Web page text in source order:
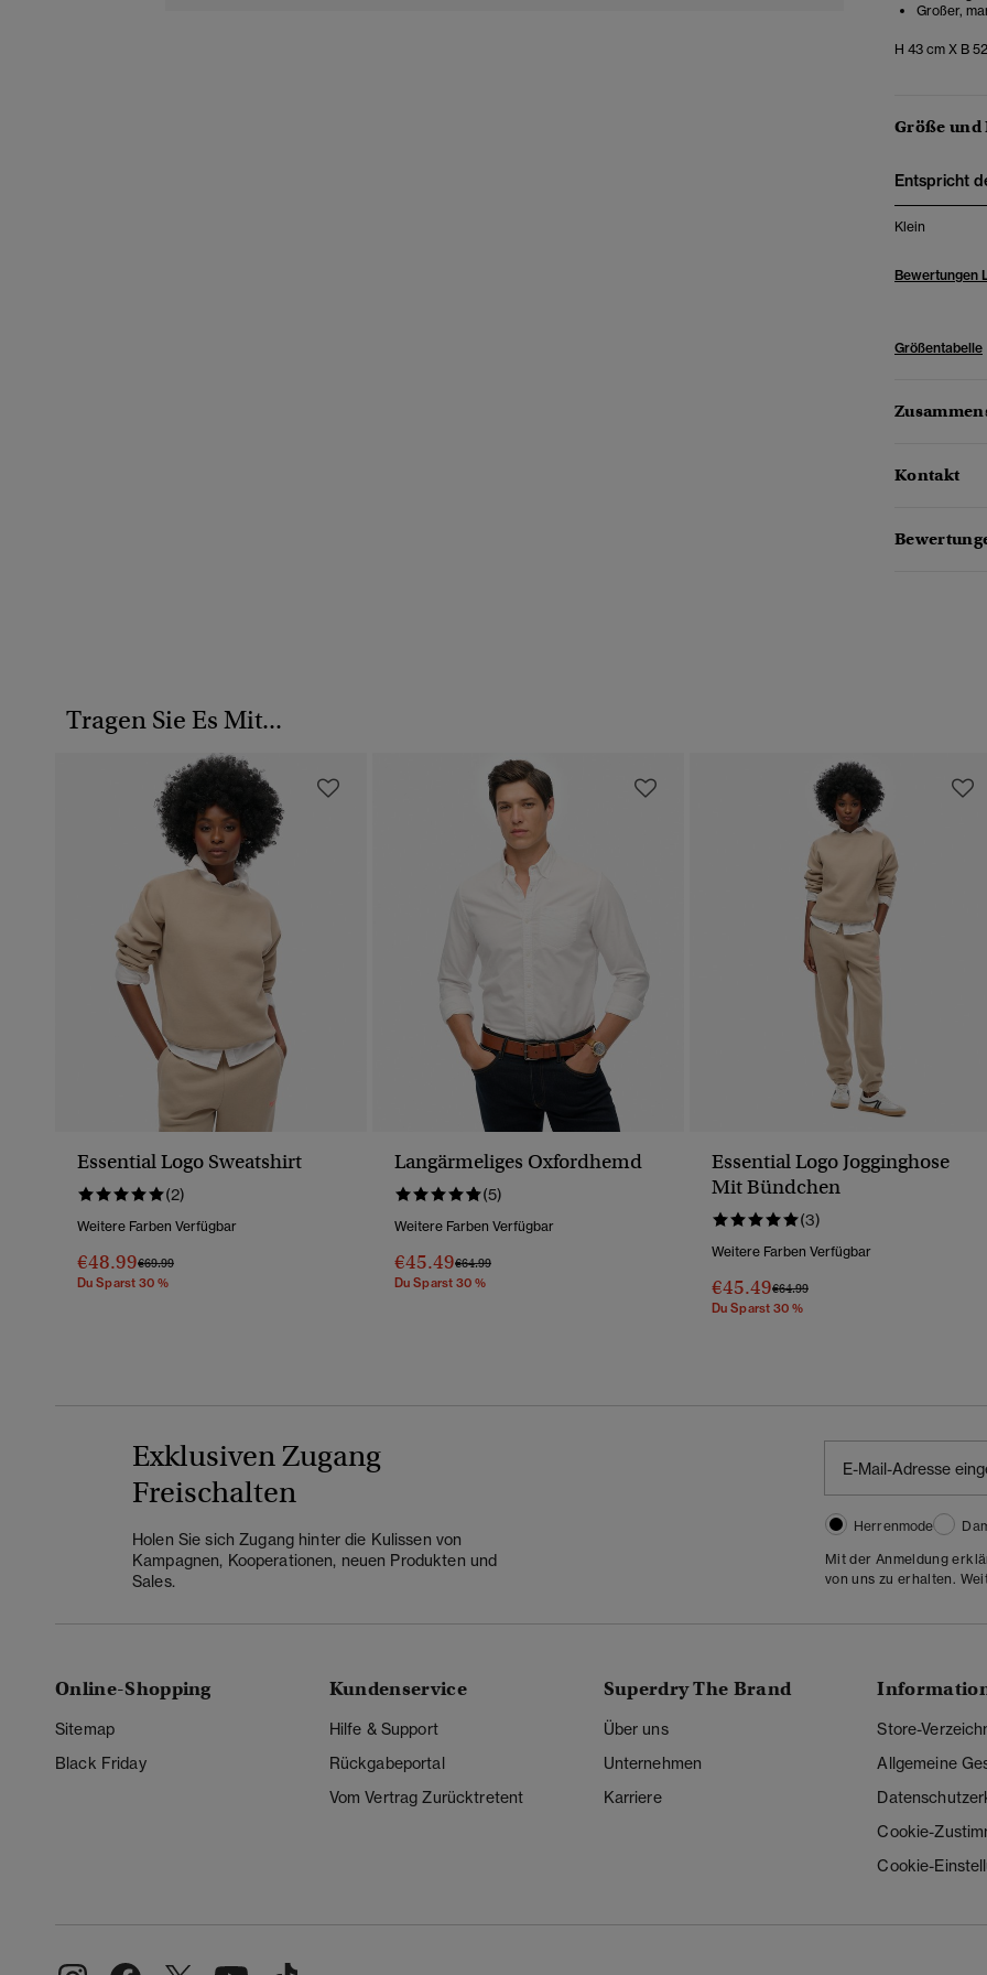
Großer,
H 43 cm X B
Größe und
Entspricht
Klein
Bewertungen
Größentabelle
Kontakt
Tragen Sie Es Mit...
Essential Logo Sweatshirt
(2)
Weitere Farben Verfügbar
€48.99Preis Wurde Reduziert Von
€69.99Bis
Du Sparst 30 %
Langärmeliges Oxfordhemd
(5)
Weitere Farben Verfügbar
€45.49Preis Wurde Reduziert Von
€64.99Bis
Du Sparst 30 %
Essential Logo Jogginghose
Mit Bündchen
(3)
Weitere Farben Verfügbar
€45.49Preis Wurde Reduziert Von
€64.99Bis
Du Sparst 30 %
Exklusiven Zugang
Freischalten
Holen Sie sich Zugang hinter die Kulissen von
Kampagnen, Kooperationen, neuen Produkten und
Sales.
Herrenmode
Mit der Anmeldung
von uns zu erhalten.
Online-Shopping
Sitemap
Black Friday
Kundenservice
Hilfe & Support
Rückgabeportal
Vom Vertrag Zurücktretent
Superdry The Brand
Über uns
Unternehmen
Karriere
Store-
Allgemeine
Cookie-
Cookie-